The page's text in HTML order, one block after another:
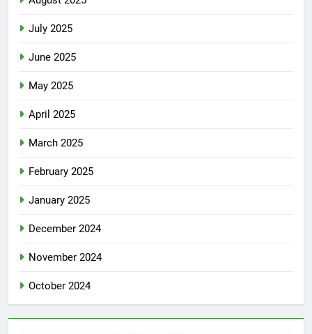
July 2025
June 2025
May 2025
April 2025
March 2025
February 2025
January 2025
December 2024
November 2024
October 2024